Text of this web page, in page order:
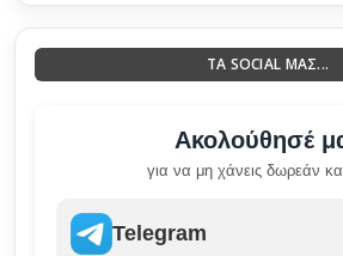
ΤΑ SOCIAL ΜΑΣ...
Ακολούθησέ
για να μη χάνεις δωρεάν
Telegram